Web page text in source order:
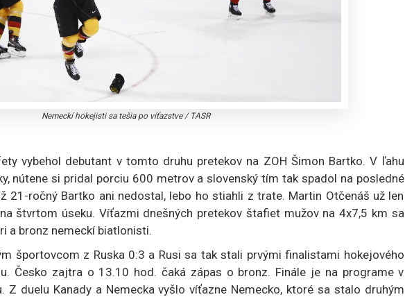
Nemeckí hokejisti sa tešia po víťazstve/ TASR
vybehol debutant v tomto druhu pretekov na ZOH Šimon Bartko. V ľahu
nútene si pridal porciu 600 metrov a slovenský tím tak spadol na posledné
21-ročný Bartko ani nedostal, lebo ho stiahli z trate. Martin Otčenáš už len
štvrtom úseku. Víťazmi dnešných pretekov štafiet mužov na 4x7,5 km sa
a bronz nemeckí biatlonisti.
športovcom z Ruska 0:3 a Rusi sa tak stali prvými finalistami hokejového
Česko zajtra o 13.10 hod. čaká zápas o bronz. Finále je na programe v
Z duelu Kanady a Nemecka vyšlo víťazne Nemecko, ktoré sa stalo druhým